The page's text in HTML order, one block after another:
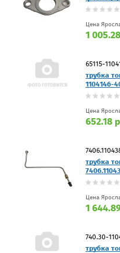
Цена
1
65115-
трубка
1104146-
Цена
652.18
трубка
Цена
1
740.30-
трубка